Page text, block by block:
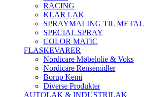
RACING
KLAR LAK
SPRAYMALING TIL METAL
SPECIAL SPRAY
COLOR MATIC
FLASKEVARER
Nordicare Møbelolie & Voks
Nordicare Rensemidler
Borup Kemi
Diverse Produkter
AUTOLAK & INDUSTRILAK